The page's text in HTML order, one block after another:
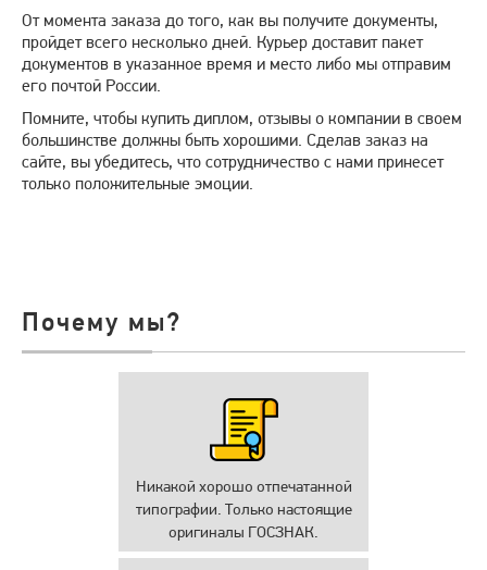
От момента заказа до того, как вы получите документы,
пройдет всего несколько дней. Курьер доставит пакет
документов в указанное время и место либо мы отправим
его почтой России.
Помните, чтобы купить диплом, отзывы о компании в своем
большинстве должны быть хорошими. Сделав заказ на
сайте, вы убедитесь, что сотрудничество с нами принесет
только положительные эмоции.
Почему мы?
Никакой хорошо отпечатанной
типографии. Только настоящие
оригиналы ГОСЗНАК.